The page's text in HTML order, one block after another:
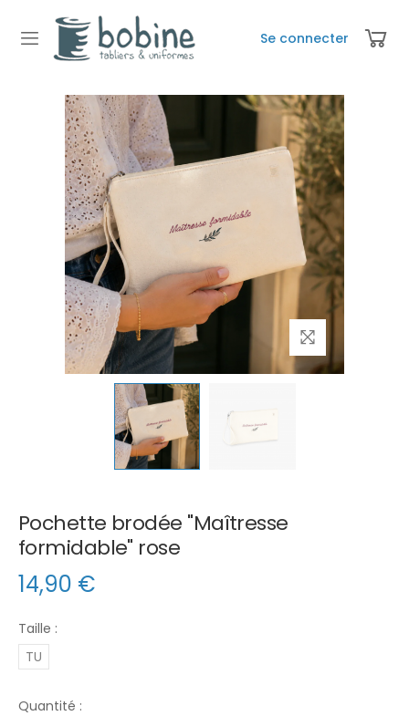
Se connecter
Pochette brodée "Maîtresse
formidable" rose
14,90 €
Taille :
TU
Quantité :